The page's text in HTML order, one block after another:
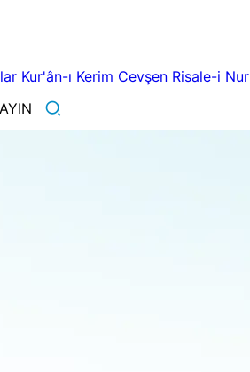
Kur'ân-ı Kerim Cevşen Risale-i Nur